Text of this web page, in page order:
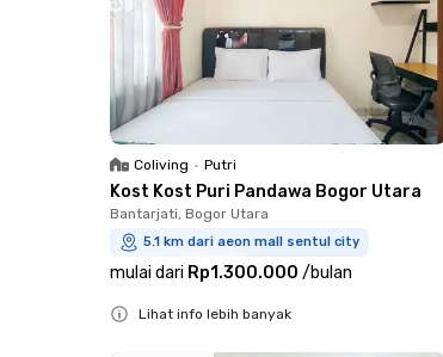
Coliving • Putri
Kost Kost Puri Pandawa Bogor Utara
Bantarjati, Bogor Utara
5.1 km dari aeon mall sentul city
mulai dari Rp1.300.000 /bulan
Lihat info lebih banyak